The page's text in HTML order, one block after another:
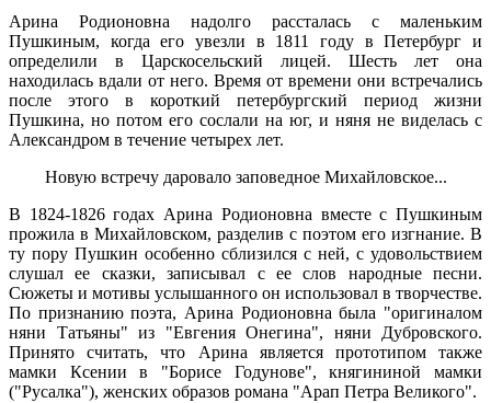
Арина Родионовна надолго рассталась с маленьким
Пушкиным, когда его увезли в 1811 году в Петербург и
определили в Царскосельский лицей. Шесть лет она
находилась вдали от него. Время от времени они встречались
после этого в короткий петербургский период жизни
Пушкина, но потом его сослали на юг, и няня не виделась с
Александром в течение четырех лет.
Новую встречу даровало заповедное Михайловское...
В 1824-1826 годах Арина Родионовна вместе с Пушкиным
прожила в Михайловском, разделив с поэтом его изгнание. В
ту пору Пушкин особенно сблизился с ней, с удовольствием
слушал ее сказки, записывал с ее слов народные песни.
Сюжеты и мотивы услышанного он использовал в творчестве.
По признанию поэта, Арина Родионовна была "оригиналом
няни Татьяны" из "Евгения Онегина", няни Дубровского.
Принято считать, что Арина является прототипом также
мамки Ксении в "Борисе Годунове", княгининой мамки
("Русалка"), женских образов романа "Арап Петра Великого".